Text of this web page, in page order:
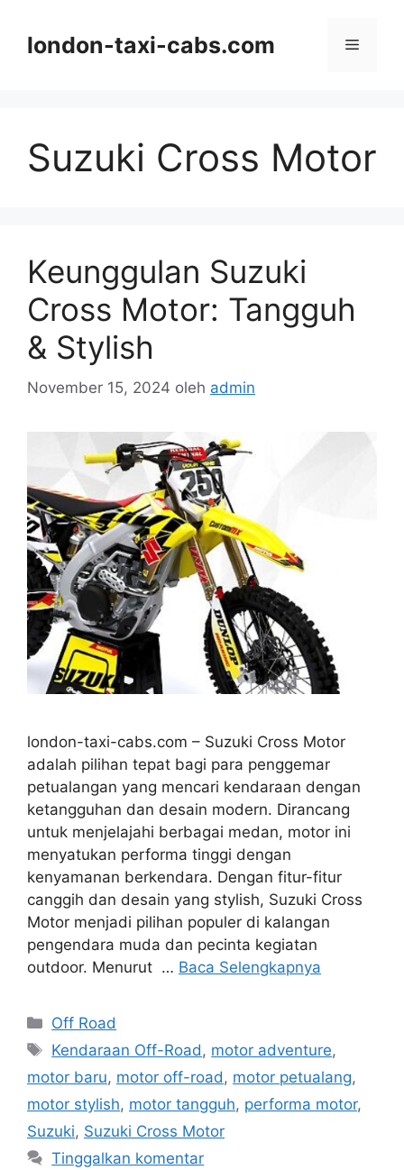
london-taxi-cabs.com Menu
Suzuki Cross Motor
Keunggulan Suzuki
Cross Motor: Tangguh
& Stylish
November 15, 2024 oleh admin
london-taxi-cabs.com – Suzuki Cross Motor
adalah pilihan tepat bagi para penggemar
petualangan yang mencari kendaraan dengan
ketangguhan dan desain modern. Dirancang
untuk menjelajahi berbagai medan, motor ini
menyatukan performa tinggi dengan
kenyamanan berkendara. Dengan fitur-fitur
canggih dan desain yang stylish, Suzuki Cross
Motor menjadi pilihan populer di kalangan
pengendara muda dan pecinta kegiatan
outdoor. Menurut … Baca Selengkapnya
Kategori
Off Road
Tag
Kendaraan Off-Road , motor adventure,
motor baru, motor off-road , motor petualang,
motor stylish, motor tangguh, performa motor,
Suzuki, Suzuki Cross Motor
Tinggalkan komentar